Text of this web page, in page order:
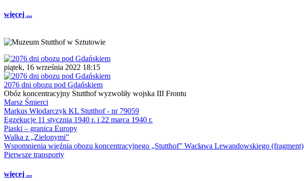
więcej ...
piątek, 16 września 2022 18:15
2076 dni obozu pod Gdańskiem
Obóz koncentracyjny Stutthof wyzwoliły wojska III Frontu
Marsz Śmierci
Markus Włodarczyk KL Stutthof - nr 79059
Egzekucje 11 stycznia 1940 r. i 22 marca 1940 r.
Piaski – granica Europy
Walka z „Zielonymi”
Wspomnienia więźnia obozu koncentracyjnego „Stutthof” Wacława Lewandowskiego (fragment)
Pierwsze transporty
więcej ...